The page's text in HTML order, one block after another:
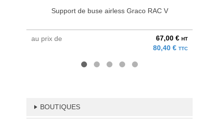
Support de buse airless Graco RAC V
au prix de 67,00 € HT
80,40 € TTC
BOUTIQUES